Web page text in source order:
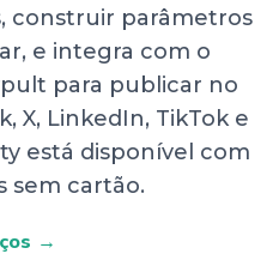
construir parâmetros
e integra com o
para publicar no
X, LinkedIn, TikTok e
está disponível com
sem cartão.
→